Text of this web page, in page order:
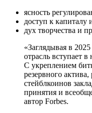
ясность
доступ к капиталу
дух творчества и
«Заглядывая в
отрасль вступает
С укреплением
резервного
стейблкоинов
принятия и
автор Forbes.